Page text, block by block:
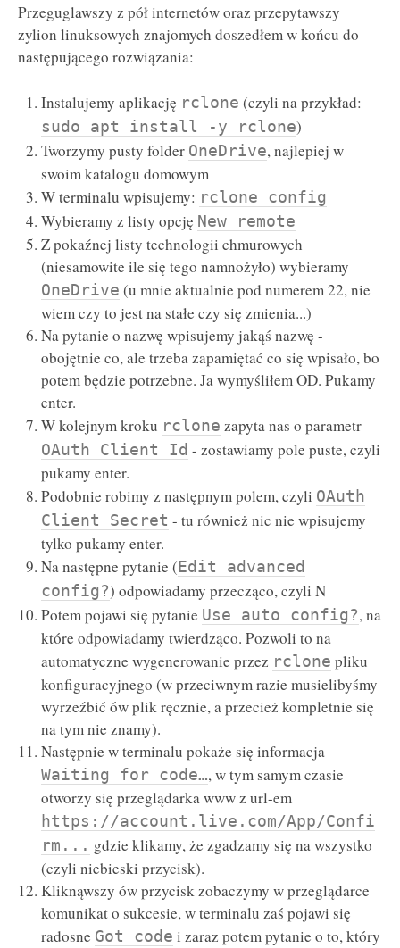
Przeguglawszy z pół internetów oraz przepytawszy
zylion linuksowych znajomych doszedłem w końcu do
następującego rozwiązania:
Instalujemy aplikację rclone (czyli na przykład:
sudo apt install -y rclone)
Tworzymy pusty folder OneDrive, najlepiej w
swoim katalogu domowym
W terminalu wpisujemy: rclone config
Wybieramy z listy opcję New remote
Z pokaźnej listy technologii chmurowych
(niesamowite ile się tego namnożyło) wybieramy
OneDrive (u mnie aktualnie pod numerem 22, nie
wiem czy to jest na stałe czy się zmienia...)
Na pytanie o nazwę wpisujemy jakąś nazwę -
obojętnie co, ale trzeba zapamiętać co się wpisało, bo
potem będzie potrzebne. Ja wymyśliłem OD. Pukamy
enter.
W kolejnym kroku rclone zapyta nas o parametr
OAuth Client Id - zostawiamy pole puste, czyli
pukamy enter.
Podobnie robimy z następnym polem, czyli OAuth
Client Secret - tu również nic nie wpisujemy
tylko pukamy enter.
Na następne pytanie (Edit advanced
config?) odpowiadamy przecząco, czyli N
Potem pojawi się pytanie Use auto config?, na
które odpowiadamy twierdząco. Pozwoli to na
automatyczne wygenerowanie przez rclone pliku
konfiguracyjnego (w przeciwnym razie musielibyśmy
wyrzeźbić ów plik ręcznie, a przecież kompletnie się
na tym nie znamy).
Następnie w terminalu pokaże się informacja
Waiting for code…, w tym samym czasie
otworzy się przeglądarka www z url-em
https://account.live.com/App/Confi
rm... gdzie klikamy, że zgadzamy się na wszystko
(czyli niebieski przycisk).
Kliknąwszy ów przycisk zobaczymy w przeglądarce
komunikat o sukcesie, w terminalu zaś pojawi się
radosne Got code i zaraz potem pytanie o to, który